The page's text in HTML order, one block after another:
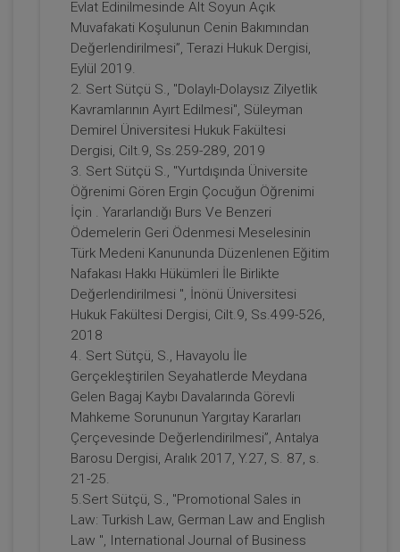
Kongresi - V. Oturum
360 TL Sepete Ekle
Tüketici Hukuku Enstitüsü
Finans Sektöründe Tüketici Hukuku ve
Uygulamaları - 11. Tüketici Hukuku
Kongresi - IV. Oturum
360 TL
Tüketici Hukuku Enstitüsü
Evlat Edinilmesinde Alt Soyun Açık
Muvafakati Koşulunun Cenin Bakımından
Değerlendirilmesi”, Terazi Hukuk Dergisi,
Eylül 2019.
2. Sert Sütçü S., "Dolaylı-Dolaysız Zilyetlik
Kavramlarının Ayırt Edilmesi", Süleyman
Demirel Üniversitesi Hukuk Fakültesi
Dergisi, Cilt.9, Ss.259-289, 2019
3. Sert Sütçü S., "Yurtdışında Üniversite
Öğrenimi Gören Ergin Çocuğun Öğrenimi
İçin . Yararlandığı Burs Ve Benzeri
Ödemelerin Geri Ödenmesi Meselesinin
Türk Medeni Kanununda Düzenlenen Eğitim
Nafakası Hakkı Hükümleri İle Birlikte
Değerlendirilmesi ", İnönü Üniversitesi
Hukuk Fakültesi Dergisi, Cilt.9, Ss.499-526,
2018
4. Sert Sütçü, S., Havayolu İle
Gerçekleştirilen Seyahatlerde Meydana
Gelen Bagaj Kaybı Davalarında Görevli
Mahkeme Sorununun Yargıtay Kararları
Çerçevesinde Değerlendirilmesi”, Antalya
Barosu Dergisi, Aralık 2017, Y.27, S. 87, s.
21-25.
5.Sert Sütçü, S., "Promotional Sales in
Law: Turkish Law, German Law and English
Law ", International Journal of Business